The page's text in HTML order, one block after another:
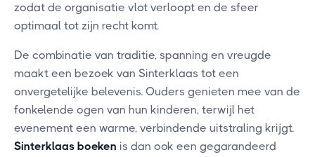
zodat de organisatie vlot verloopt en de sfeer
optimaal tot zijn recht komt.
De combinatie van traditie, spanning en vreugde
maakt een bezoek van Sinterklaas tot een
onvergetelijke belevenis. Ouders genieten mee van de
fonkelende ogen van hun kinderen, terwijl het
evenement een warme, verbindende uitstraling krijgt.
Sinterklaas boeken is dan ook een gegarandeerd